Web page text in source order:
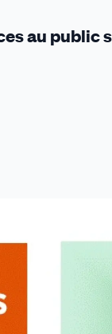
au public